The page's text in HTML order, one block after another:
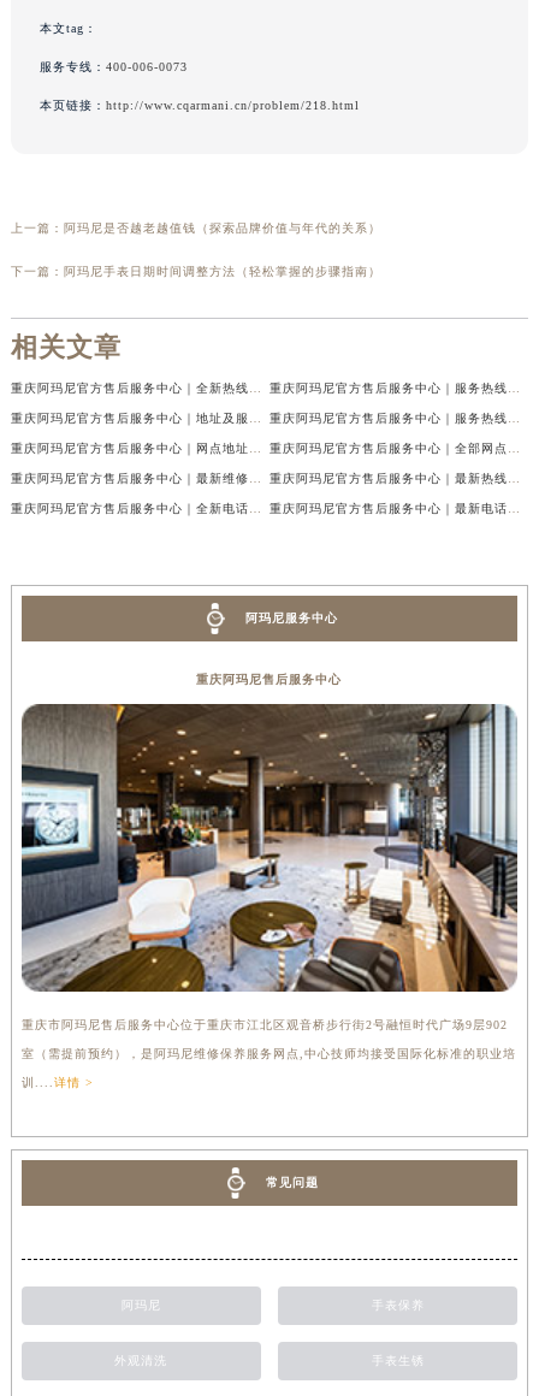
本文tag：
服务专线： 400-006-0073
本页链接： http://www.cqarmani.cn/problem/218.html
上一篇： 阿玛尼是否越老越值钱（探索品牌价值与年代的关系）
下一篇： 阿玛尼手表日期时间调整方法（轻松掌握的步骤指南）
相关文章
重庆阿玛尼官方售后服务中心｜全新热线及维修地址权威信息公示（2026年7月最新） 重庆阿玛尼官方售后服务中心｜服务热线及门店地址权威信息公示（2026年7月最新）
重庆阿玛尼官方售后服务中心｜地址及服务电话权威信息公示（2026年7月最新） 重庆阿玛尼官方售后服务中心｜服务热线与门店详细地址权威信息公示（2026年7月最新）
重庆阿玛尼官方售后服务中心｜网点地址与热线权威信息公示（2026年7月最新） 重庆阿玛尼官方售后服务中心｜全部网点地址电话权威信息公示（2026年7月最新）
重庆阿玛尼官方售后服务中心｜最新维修地址及官方电话权威信息公示（2026年7月最新） 重庆阿玛尼官方售后服务中心｜最新热线电话与地址权威信息公示（2026年7月最新）
重庆阿玛尼官方售后服务中心｜全新电话和网点地址权威信息公示（2026年7月最新） 重庆阿玛尼官方售后服务中心｜最新电话和维修地址权威信息公示（2026年7月最新）
阿玛尼服务中心
重庆阿玛尼售后服务中心
重庆市阿玛尼售后服务中心位于重庆市江北区观音桥步行街2号融恒时代广场9层902
室（需提前预约），是阿玛尼维修保养服务网点,中心技师均接受国际化标准的职业培
训.... 详情 >
常见问题
阿玛尼 手表保养
外观清洗 手表生锈